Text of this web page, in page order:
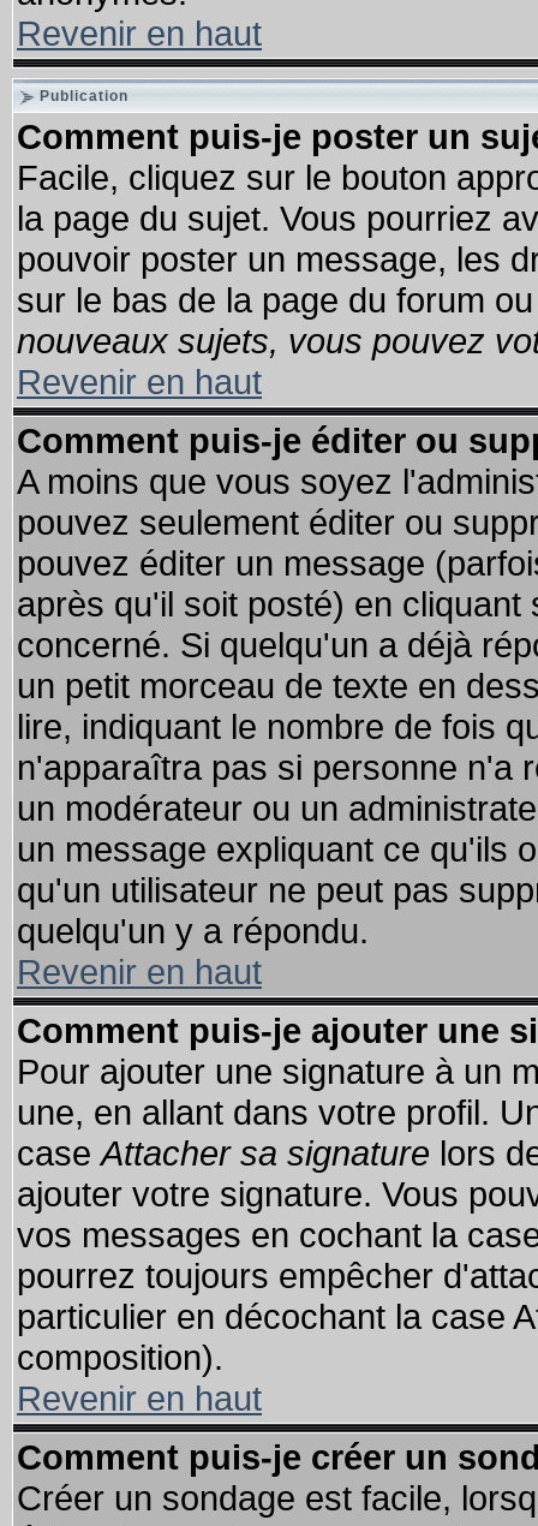
Revenir en haut
Publication
Comment puis-je poster un
Facile, cliquez sur le bouton
la page du sujet. Vous pourriez
pouvoir poster un message, les
sur le bas de la page du forum
nouveaux sujets, vous pouvez
Revenir en haut
Comment puis-je éditer ou
A moins que vous soyez
pouvez seulement éditer ou
pouvez éditer un message
après qu'il soit posté) en
concerné. Si quelqu'un a déjà
un petit morceau de texte en
lire, indiquant le nombre de fois
n'apparaîtra pas si personne n'a
un modérateur ou un
un message expliquant ce qu'ils
qu'un utilisateur ne peut pas
quelqu'un y a répondu.
Revenir en haut
Comment puis-je ajouter une
Pour ajouter une signature à un
une, en allant dans votre profil.
caseAttacher sa signature lors
ajouter votre signature. Vous
vos messages en cochant la
pourrez toujours empêcher
particulier en décochant la case
composition).
Revenir en haut
Comment puis-je créer un
Créer un sondage est facile,